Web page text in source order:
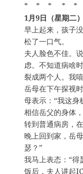
* * * * *
1月9日（星期二）
早上起来，孩子
松了一口气。
夫人脸色不佳。
虑。不知道病啥
裂成两个人。我
岳母在下午探视
母表示：“我这身
相信岳父的身体
转到普通病房，
晚上回到家，岳
瑟？”
我马上表态：“得
饭后，夫人讲起